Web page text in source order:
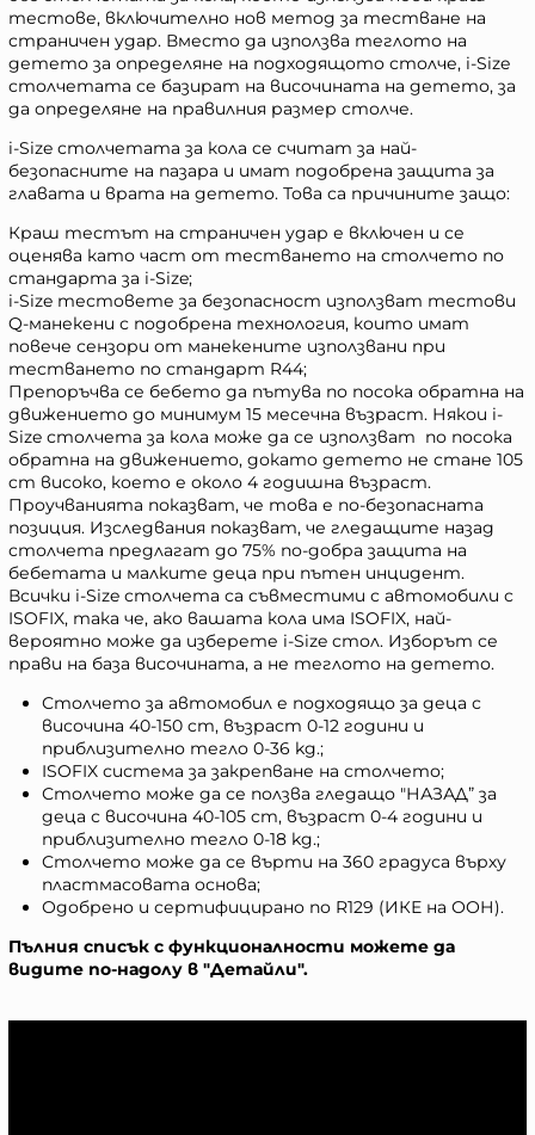
тестове, включително нов метод за тестване на
страничен удар. Вместо да използва теглото на
детето за определяне на подходящото столче, i-Size
столчетата се базират на височината на детето, за
да определяне на правилния размер столче.
i-Size столчетата за кола се считат за най-
безопасните на пазара и имат подобрена защита за
главата и врата на детето. Това са причините защо:
Краш тестът на страничен удар е включен и се
оценява като част от тестването на столчето по
стандарта за i-Size;
i-Size тестовете за безопасност използват тестови
Q-манекени с подобрена технология, които имат
повече сензори от манекените използвани при
тестването по стандарт R44;
Препоръчва се бебето да пътува по посока обратна на
движението до минимум 15 месечна възраст. Някои i-
Size столчета за кола може да се използват по посока
обратна на движението, докато детето не стане 105
cm високо, което е около 4 годишна възраст.
Проучванията показват, че това е по-безопасната
позиция. Изследвания показват, че гледащите назад
столчета предлагат до 75% по-добра защита на
бебетата и малките деца при пътен инцидент.
Всички i-Size столчета са съвместими с автомобили с
ISOFIX, така че, ако вашата кола има ISOFIX, най-
вероятно може да изберете i-Size стол. Изборът се
прави на база височината, а не теглото на детето.
Столчето за автомобил е подходящо за деца с
височина 40-150 cm, възраст 0-12 години и
приблизително тегло 0-36 kg.;
ISOFIX система за закрепване на столчето;
Столчето може да се ползва гледащо "НАЗАД” за
деца с височина 40-105 cm, възраст 0-4 години и
приблизително тегло 0-18 kg.;
Столчето може да се върти на 360 градуса върху
пластмасовата основа;
Одобрено и сертифицирано по R129 (ИКЕ на ООН).
Пълния списък с функционалности можете да
видите по-надолу в "Детайли".